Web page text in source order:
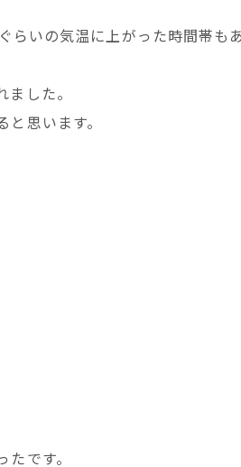
らいの気温に上がった時間帯も
した。
思います。
です。